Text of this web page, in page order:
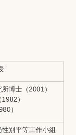
博士（2001）
）
）
別平等工作小組